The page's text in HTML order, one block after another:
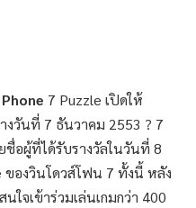
Phone 7 Puzzle เปิดให้
วันที่ 7 ธันวาคม 2553 ? 7
ชื่อผู้ที่ได้รับรางวัลในวันที่ 8
องวินโดวส์โฟน 7 ทั้งนี้ หลัง
ใจเข้าร่วมเล่นเกมกว่า 400